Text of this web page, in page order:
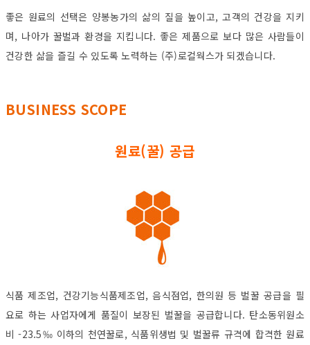
좋은 원료의 선택은 양봉농가의 삶의 질을 높이고, 고객의 건강을 지키
며, 나아가 꿀벌과 환경을 지킵니다. 좋은 제품으로 보다 많은 사람들이
건강한 삶을 즐길 수 있도록 노력하는 (주)로컬웍스가 되겠습니다.
BUSINESS SCOPE
원료(꿀) 공급
식품 제조업, 건강기능식품제조업, 음식점업, 한의원 등 벌꿀 공급을 필
요로 하는 사업자에게 품질이 보장된 벌꿀을 공급합니다. 탄소동위원소
비 -23.5‰ 이하의 천연꿀로, 식품위생법 및 벌꿀류 규격에 합격한 원료